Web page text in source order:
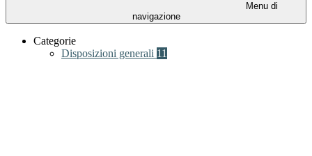
Menu di
navigazione
Categorie
Disposizioni generali 11